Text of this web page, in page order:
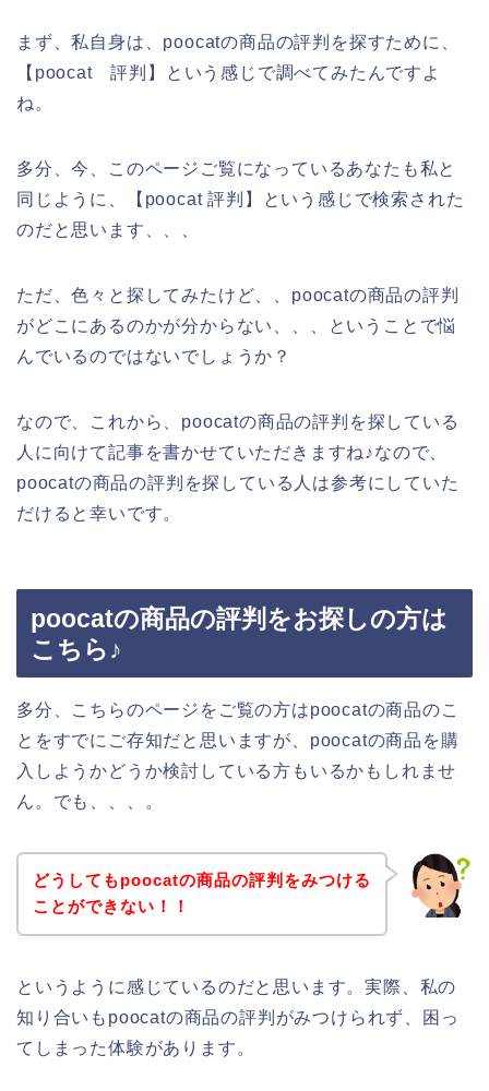
まず、私自身は、poocatの商品の評判を探すために、
【poocat 評判】という感じで調べてみたんですよ
ね。
多分、今、このページご覧になっているあなたも私と
同じように、【poocat 評判】という感じで検索された
のだと思います、、、
ただ、色々と探してみたけど、、poocatの商品の評判
がどこにあるのかが分からない、、、ということで悩
んでいるのではないでしょうか？
なので、これから、poocatの商品の評判を探している
人に向けて記事を書かせていただきますね♪なので、
poocatの商品の評判を探している人は参考にしていた
だけると幸いです。
poocatの商品の評判をお探しの方は
こちら♪
多分、こちらのページをご覧の方はpoocatの商品のこ
とをすでにご存知だと思いますが、poocatの商品を購
入しようかどうか検討している方もいるかもしれませ
ん。でも、、、。
どうしてもpoocatの商品の評判をみつける
ことができない！！
というように感じているのだと思います。実際、私の
知り合いもpoocatの商品の評判がみつけられず、困っ
てしまった体験があります。